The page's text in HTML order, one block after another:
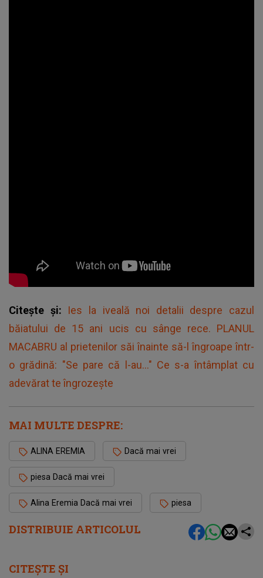
DISTRIBUIE ARTICOLUL
Citește și: Ies la iveală noi detalii despre cazul
băiatului de 15 ani ucis cu sânge rece. PLANUL
MACABRU al prietenilor săi înainte să-l îngroape într-
o grădină: "Se pare că l-au..." Ce s-a întâmplat cu
adevărat te îngrozește
MAI MULTE DESPRE:
ALINA EREMIA Dacă mai vrei
piesa Dacă mai vrei
Alina Eremia Dacă mai vrei piesa
CITEȘTE ȘI